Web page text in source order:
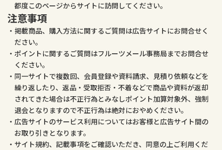
都度このページからサイトに訪問してください。
注意事項
掲載商品、購入方法に関するご質問は広告サイトにお問合せく
ださい。
ポイントに関するご質問はフルーツメール事務局までお問合せ
ください。
同一サイトで複数回、会員登録や資料請求、見積り依頼などを
繰り返したり、返品・受取拒否・不着などで商品や資料が返却
されてきた場合は不正行為とみなしポイント加算対象外、強制
退会となりますので不正行為は絶対におやめください。
広告サイトのサービス利用についてはお客様と広告サイト間の
お取り引きとなります。
サイト規約、記載事項をご確認いただき、同意の上ご利用くだ